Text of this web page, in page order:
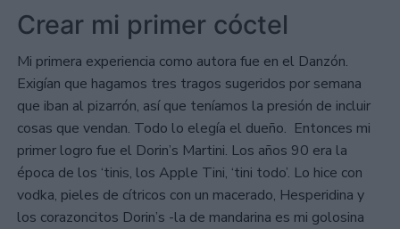
Crear mi primer cóctel
Mi primera experiencia como autora fue en el Danzón.
Exigían que hagamos tres tragos sugeridos por semana
que iban al pizarrón, así que teníamos la presión de incluir
cosas que vendan. Todo lo elegía el dueño. Entonces mi
primer logro fue el Dorin’s Martini. Los años 90 era la
época de los ‘tinis, los Apple Tini, ‘tini todo’. Lo hice con
vodka, pieles de cítricos con un macerado, Hesperidina y
los corazoncitos Dorin’s -la de mandarina es mi golosina